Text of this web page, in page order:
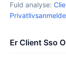
Fuld analyse:
Er Client Sso